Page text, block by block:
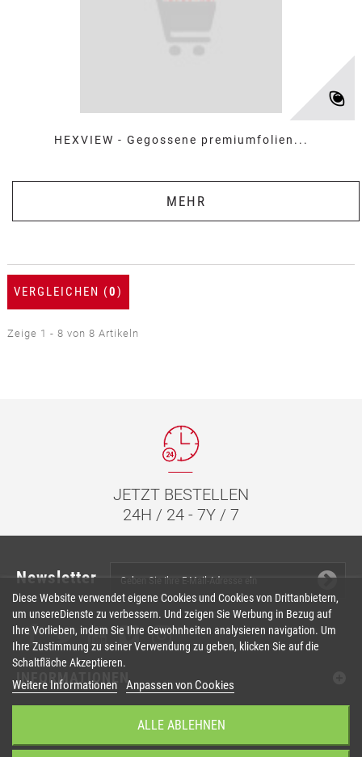
HEXVIEW - Gegossene premiumfolien...
MEHR
VERGLEICHEN (0)
Zeige 1 - 8 von 8 Artikeln
JETZT BESTELLEN
24H / 24 - 7Y / 7
Newsletter
INFORMATIONEN
IHR KUNDENBEREICH
Diese Website verwendet eigene Cookies und Cookies von Drittanbietern,
um unsereDienste zu verbessern. Und zeigen Sie Werbung in Bezug auf
Ihre Vorlieben, indem Sie Ihre Gewohnheiten analysieren navigation. Um
Ihre Zustimmung zu seiner Verwendung zu geben, klicken Sie auf die
Schaltfläche Akzeptieren.
Weitere Informationen Anpassen von Cookies
ALLE ABLEHNEN